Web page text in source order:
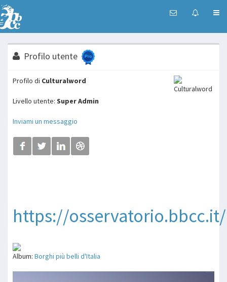
Profilo utente
Profilo di Culturalword
Livello utente: Super Admin
Inviami un messaggio
https://osservatorio.bbcc.it/
Album: Borghi più belli d'Italia